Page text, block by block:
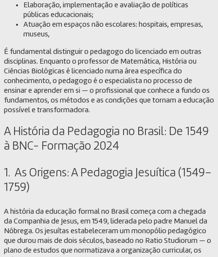
Elaboração, implementação e avaliação de políticas
públicas educacionais;
Atuação em espaços não escolares: hospitais, empresas,
museus,
É fundamental distinguir o pedagogo do licenciado em outras
disciplinas. Enquanto o professor de Matemática, História ou
Ciências Biológicas é licenciado numa área específica do
conhecimento, o pedagogo é o especialista no processo de
ensinar e aprender em si — o profissional que conhece a fundo os
fundamentos, os métodos e as condições que tornam a educação
possível e transformadora.
A História da Pedagogia no Brasil: De 1549
à BNC- Formação 2024
1. As Origens: A Pedagogia Jesuítica (1549–
1759)
A história da educação formal no Brasil começa com a chegada
da Companhia de Jesus, em 1549, liderada pelo padre Manuel da
Nóbrega. Os jesuítas estabeleceram um monopólio pedagógico
que durou mais de dois séculos, baseado no Ratio Studiorum — o
plano de estudos que normatizava a organização curricular, os